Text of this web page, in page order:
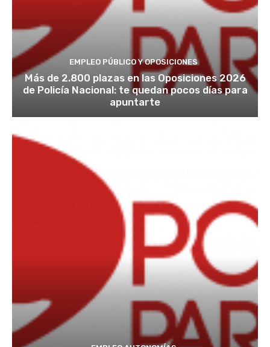
EMPLEO PÚBLICO Y OPOSICIONES
Más de 2.800 plazas en las Oposiciones 2026
de Policía Nacional: te quedan pocos días para
apuntarte